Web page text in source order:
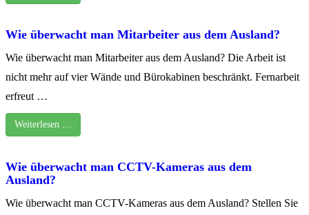
Wie überwacht man Mitarbeiter aus dem Ausland?
Wie überwacht man Mitarbeiter aus dem Ausland? Die Arbeit ist
nicht mehr auf vier Wände und Bürokabinen beschränkt. Fernarbeit
erfreut …
Weiterlesen …
Wie überwacht man CCTV-Kameras aus dem
Ausland?
Wie überwacht man CCTV-Kameras aus dem Ausland? Stellen Sie